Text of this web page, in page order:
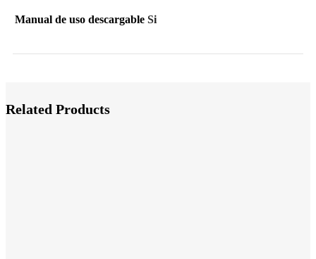
Manual de uso descargable Si
Related Products